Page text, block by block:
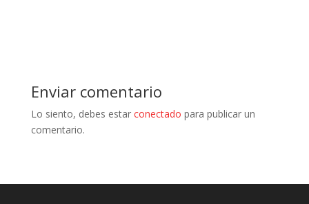
Enviar comentario
Lo siento, debes estar conectado para publicar un
comentario.